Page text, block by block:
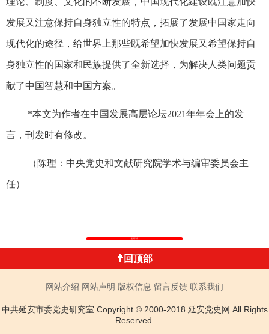
发展又注意保持自身独立性的特点，拓展了发展中国家走向
现代化的途径，给世界上那些既希望加快发展又希望保持自
身独立性的国家和民族提供了全新选择，为解决人类问题贡
献了中国智慧和中国方案。
*本文为作者在中国发展高层论坛2021年年会上的发
言，刊发时有修改。
（陈理：中央党史和文献研究院学术与编审委员会主
任）
返回列表
回顶部
网站介绍 网站声明 版权信息 留言反馈 联系我们
中共延安市委党史研究室 Copyright © 2000-2018 延安党史网 All Rights
Reserved.